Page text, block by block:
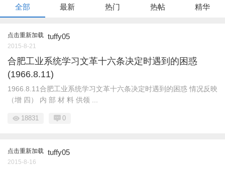
全部 最新 热门 热帖 精华
点击重新加载 tuffy05
2015-8-21
合肥工业系统学习文革十六条决定时遇到的困惑
(1966.8.11)
1966.8.11合肥工业系统学习文革十六条决定时遇到的困惑 情况反映
（增 四） 内 部 材 料 供领 ...
18831 0
点击重新加载 tuffy05
2015-8-16